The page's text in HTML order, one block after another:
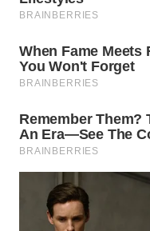
WN
WN
SUKABUMI
WN
PURWAKARTA
WN
PRIANGAN
TIMUR